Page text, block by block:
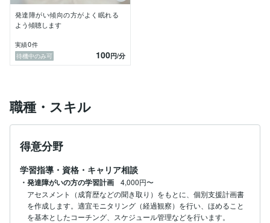
発達障がい傾向の方がよく眠れる
よう傾聴します
実績0件
待機中のみ可
100円/分
職種・スキル
得意分野
学習指導・資格・キャリア相談
・発達障がいの方の学習計画
4,000円〜
アセスメント（成育歴などの聞き取り）をもとに、個別支援計画書
を作成します。適宜モニタリング（経過観察）を行い、ほめること
を基本としたコーチング、スケジュール管理などを行います。